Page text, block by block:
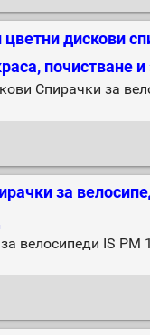
дискови
Спирачки за
за
велосипеди IS